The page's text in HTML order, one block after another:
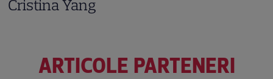
Cristina Yang
ARTICOLE PARTENERI